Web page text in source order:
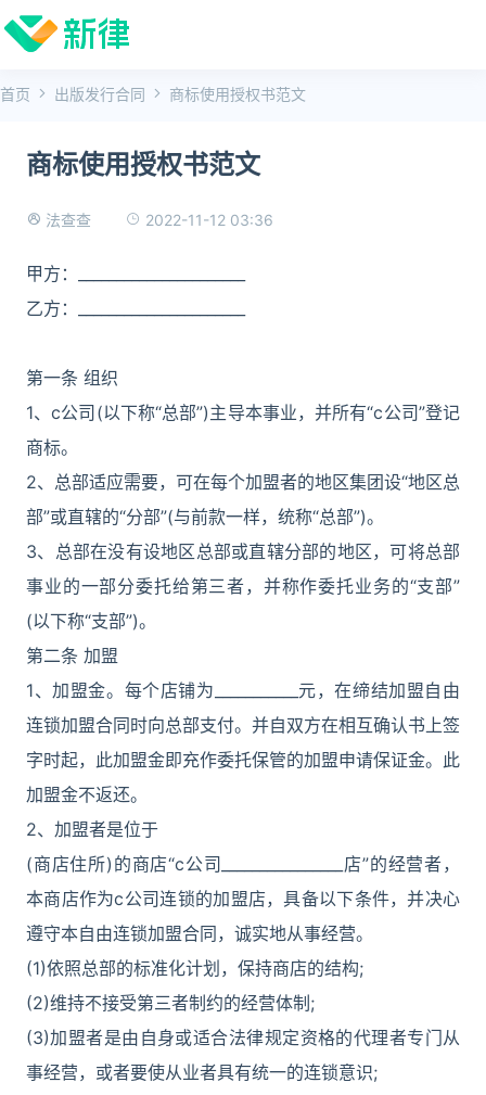
首页 出版发行合同 商标使用授权书范文
商标使用授权书范文
法查查 2022-11-12 03:36
甲方：______________________
乙方：______________________
第一条 组织
1、c公司(以下称“总部”)主导本事业，并所有“c公司”登记
商标。
2、总部适应需要，可在每个加盟者的地区集团设“地区总
部”或直辖的“分部”(与前款一样，统称“总部”)。
3、总部在没有设地区总部或直辖分部的地区，可将总部
事业的一部分委托给第三者，并称作委托业务的“支部”
(以下称“支部”)。
第二条 加盟
1、加盟金。每个店铺为___________元，在缔结加盟自由
连锁加盟合同时向总部支付。并自双方在相互确认书上签
字时起，此加盟金即充作委托保管的加盟申请保证金。此
加盟金不返还。
2、加盟者是位于
(商店住所)的商店“c公司________________店”的经营者，
本商店作为c公司连锁的加盟店，具备以下条件，并决心
遵守本自由连锁加盟合同，诚实地从事经营。
(1)依照总部的标准化计划，保持商店的结构;
(2)维持不接受第三者制约的经营体制;
(3)加盟者是由自身或适合法律规定资格的代理者专门从
事经营，或者要使从业者具有统一的连锁意识;